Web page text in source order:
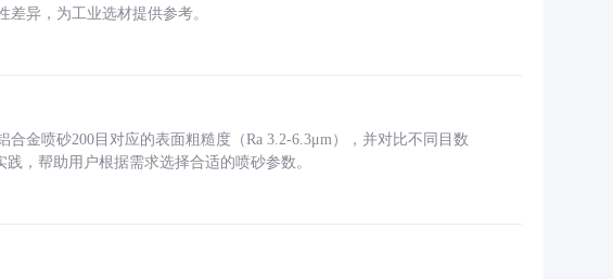
异，为工业选材提供参考。
金喷砂200目对应的表面粗糙度（Ra 3.2-6.3μm），并对比不同目数
，帮助用户根据需求选择合适的喷砂参数。